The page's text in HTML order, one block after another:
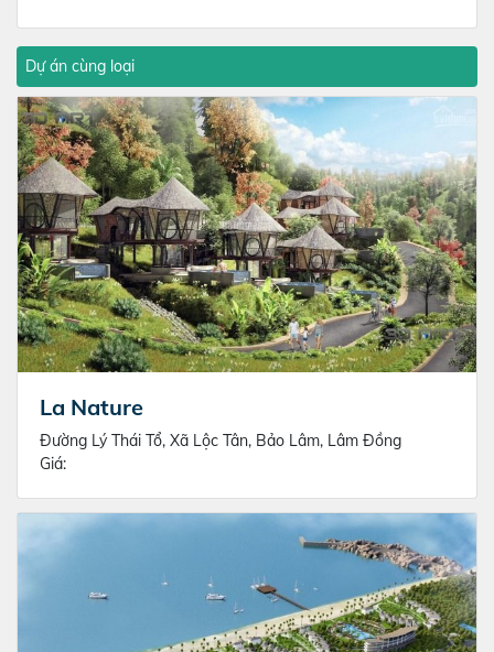
Dự án cùng loại
La Nature
Đường Lý Thái Tổ, Xã Lộc Tân, Bảo Lâm, Lâm Đồng
Giá: